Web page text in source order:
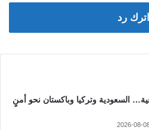
اترك رد
السعودية وتركيا وباكستان نحو أمنٍ
2026-08-